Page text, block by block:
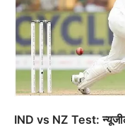
IND vs NZ Test: